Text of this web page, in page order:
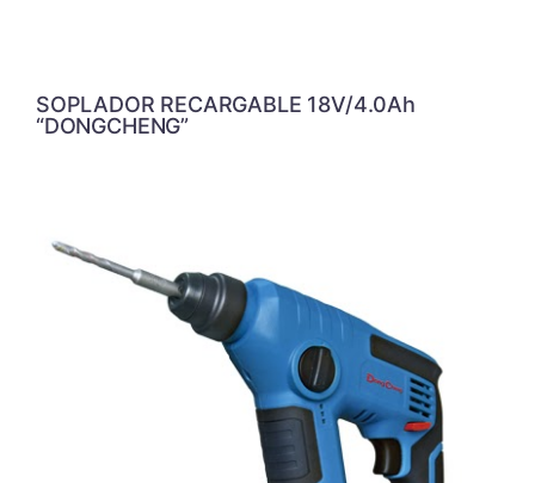
SOPLADOR RECARGABLE 18V/4.0Ah
“DONGCHENG”